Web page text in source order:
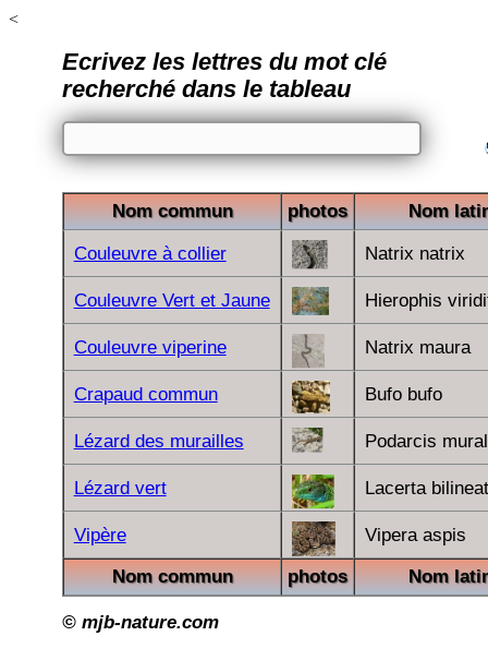
<
Ecrivez les lettres du mot clé
recherché dans le tableau
Nom commun photos
Nom
Couleuvre à collier
Natrix natrix
Couleuvre Vert et Jaune Hierophis
Couleuvre viperine Natrix maura
Crapaud commun Bufo bufo
Lézard des murailles Podarcis
Lézard vert Lacerta
Vipère
Vipera aspis
Nom commun
photos Nom
© mjb-nature.com